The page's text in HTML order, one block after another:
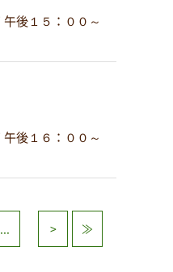
後１５：００～
後１６：００～
> ≫